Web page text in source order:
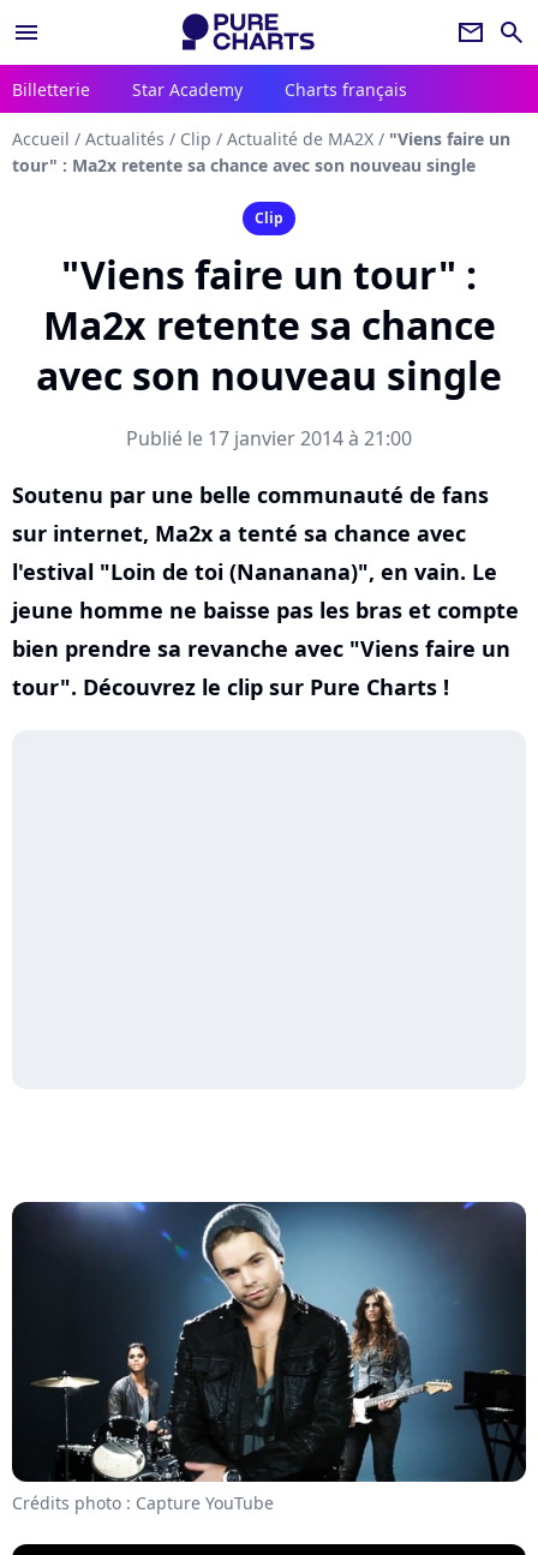
menu newsletter search
Billetterie Star Academy Charts français
Accueil / Actualités / Clip / Actualité de MA2X / "Viens faire un
tour" : Ma2x retente sa chance avec son nouveau single
Clip
"Viens faire un tour" :
Ma2x retente sa chance
avec son nouveau single
Publié le 17 janvier 2014 à 21:00
Soutenu par une belle communauté de fans
sur internet, Ma2x a tenté sa chance avec
l'estival "Loin de toi (Nananana)", en vain. Le
jeune homme ne baisse pas les bras et compte
bien prendre sa revanche avec "Viens faire un
tour". Découvrez le clip sur Pure Charts !
Crédits photo : Capture YouTube